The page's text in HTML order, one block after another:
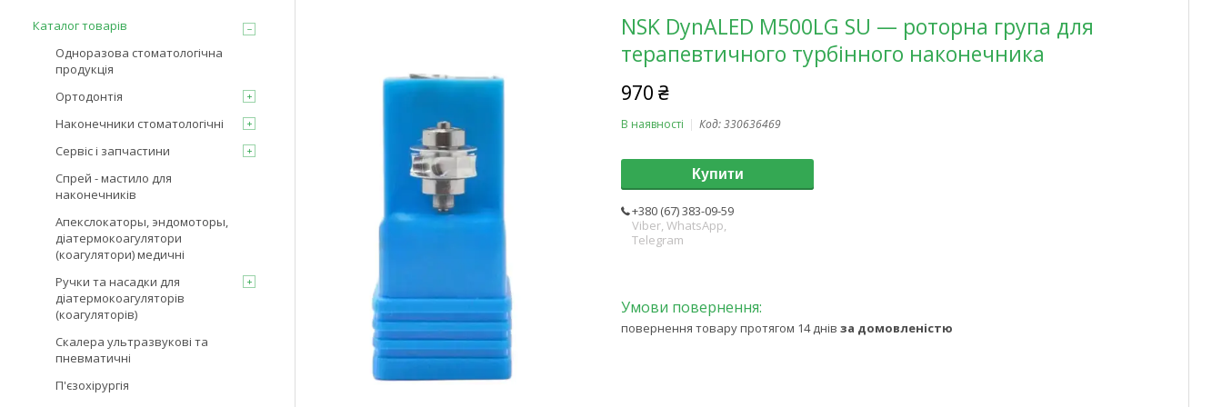
NSK DynALED M500LG SU — роторна група для
терапевтичного турбінного наконечника
970 ₴
В наявності Код:330636469
Купити
+380 (67) 383-09-59
Viber, WhatsApp,
Telegram
повернення товару протягом 14 днів за домовленістю
Каталог товарів
Одноразова стоматологічна
продукція
Ортодонтія
Наконечники стоматологічні
Сервіс і запчастини
Спрей - мастило для
наконечників
Апекслокаторы, эндомоторы,
діатермокоагулятори
(коагулятори) медичні
Ручки та насадки для
діатермокоагуляторів
(коагуляторів)
Скалера ультразвукові та
пневматичні
П'єзохірургія